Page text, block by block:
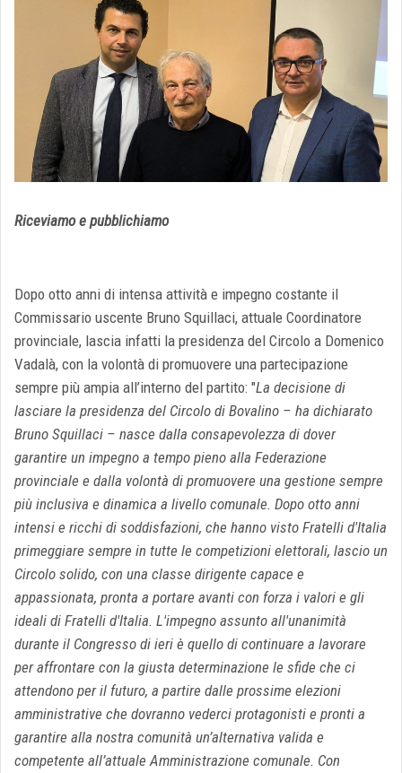
Riceviamo e pubblichiamo
Dopo otto anni di intensa attività e impegno costante il
Commissario uscente Bruno Squillaci, attuale Coordinatore
provinciale, lascia infatti la presidenza del Circolo a Domenico
Vadalà, con la volontà di promuovere una partecipazione
sempre più ampia all’interno del partito: "La decisione di
lasciare la presidenza del Circolo di Bovalino – ha dichiarato
Bruno Squillaci – nasce dalla consapevolezza di dover
garantire un impegno a tempo pieno alla Federazione
provinciale e dalla volontà di promuovere una gestione sempre
più inclusiva e dinamica a livello comunale. Dopo otto anni
intensi e ricchi di soddisfazioni, che hanno visto Fratelli d'Italia
primeggiare sempre in tutte le competizioni elettorali, lascio un
Circolo solido, con una classe dirigente capace e
appassionata, pronta a portare avanti con forza i valori e gli
ideali di Fratelli d'Italia. L'impegno assunto all'unanimità
durante il Congresso di ieri è quello di continuare a lavorare
per affrontare con la giusta determinazione le sfide che ci
attendono per il futuro, a partire dalle prossime elezioni
amministrative che dovranno vederci protagonisti e pronti a
garantire alla nostra comunità un’alternativa valida e
competente all’attuale Amministrazione comunale. Con